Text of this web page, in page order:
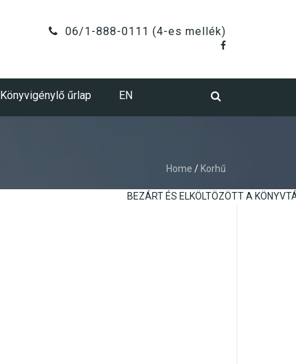
06/1-888-0111 (4-es mellék)
Könyvigénylő űrlap EN
Home / Korhű
BEZÁRT ÉS ELKÖLTÖZÖTT A KÖNYVTÁR!